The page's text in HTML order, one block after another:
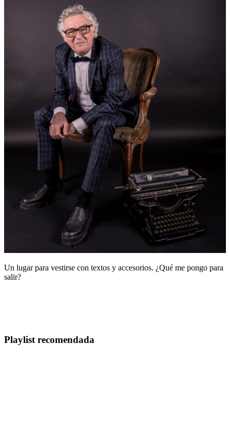
Un lugar para vestirse con textos y accesorios. ¿Qué me pongo para
salir?
Playlist recomendada